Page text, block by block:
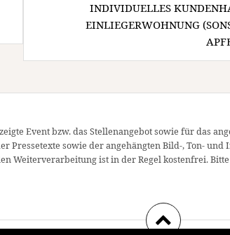
INDIVIDUELLES
EINLIEGERWOHNUNG
Event bzw. das Stellenangebot sowie für das
Pressetexte sowie der angehängten Bild-, Ton-
Weiterverarbeitung ist in der Regel kostenfrei.